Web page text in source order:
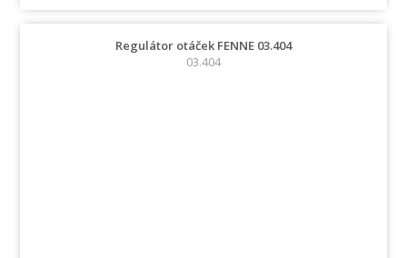
Regulátor otáček FENNE 03.404
03.404